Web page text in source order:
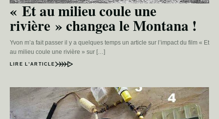
« Et au milieu coule une
rivière » changea le Montana !
Yvon m’a fait passer il y a quelques temps un article sur l’impact du film « Et
au milieu coule une rivière » sur […]
LIRE L’ARTICLE